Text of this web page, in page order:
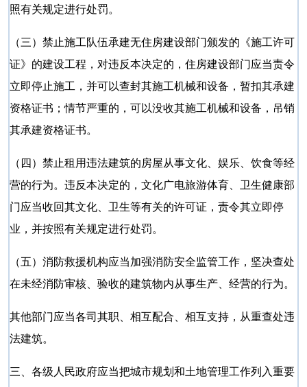
照有关规定进行处罚。
（三）禁止施工队伍承建无住房建设部门颁发的《施工许可
证》的建设工程，对违反本决定的，住房建设部门应当责令
立即停止施工，并可以查封其施工机械和设备，暂扣其承建
资格证书；情节严重的，可以没收其施工机械和设备，吊销
其承建资格证书。
（四）禁止租用违法建筑的房屋从事文化、娱乐、饮食等经
营的行为。违反本决定的，文化广电旅游体育、卫生健康部
门应当收回其文化、卫生等有关的许可证，责令其立即停
业，并按照有关规定进行处罚。
（五）消防救援机构应当加强消防安全监管工作，坚决查处
在未经消防审核、验收的建筑物内从事生产、经营的行为。
其他部门应当各司其职、相互配合、相互支持，从重查处违
法建筑。
三、各级人民政府应当把城市规划和土地管理工作列入重要